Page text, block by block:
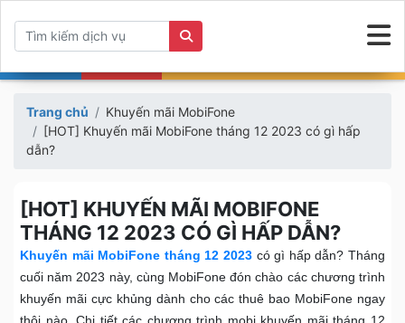
Trang chủ
Khuyến mãi MobiFone
[HOT] Khuyến mãi MobiFone tháng 12 2023 có gì hấp
dẫn?
[HOT] KHUYẾN MÃI MOBIFONE
THÁNG 12 2023 CÓ GÌ HẤP DẪN?
Khuyến mãi MobiFone tháng 12 2023 có gì hấp dẫn? Tháng
cuối năm 2023 này, cùng MobiFone đón chào các chương trình
khuyến mãi cực khủng dành cho các thuê bao MobiFone ngay
thôi nào. Chi tiết các chương trình mobi khuyến mãi tháng 12